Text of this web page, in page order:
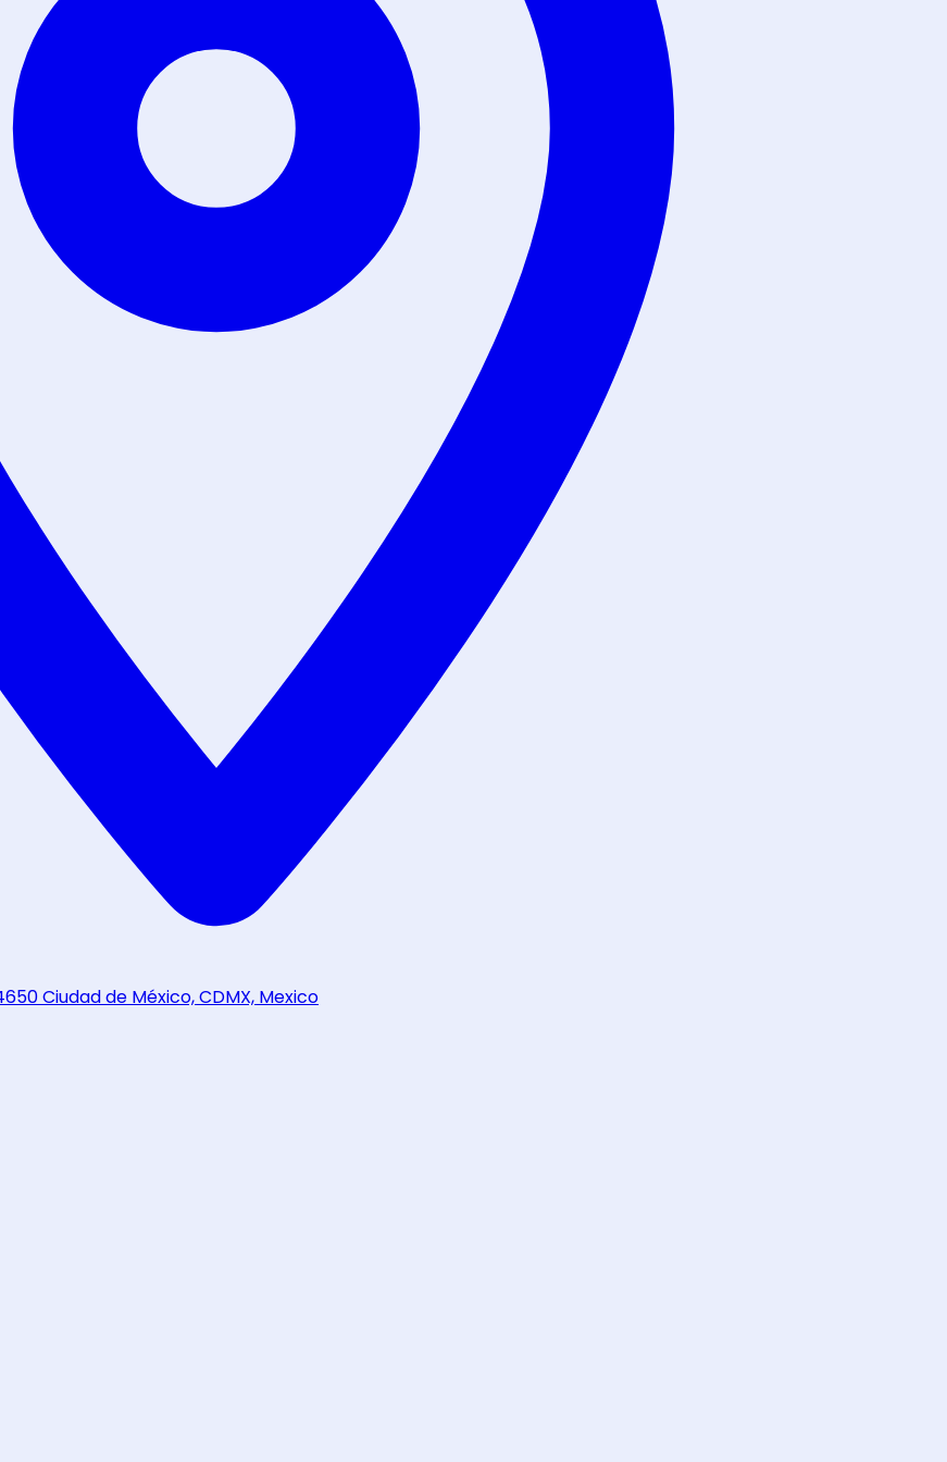
Ciudad de México, CDMX, Mexico